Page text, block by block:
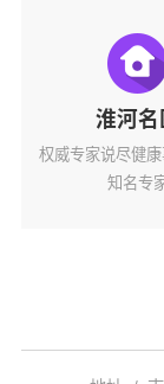
淮河名
权威专家说尽健
知名专